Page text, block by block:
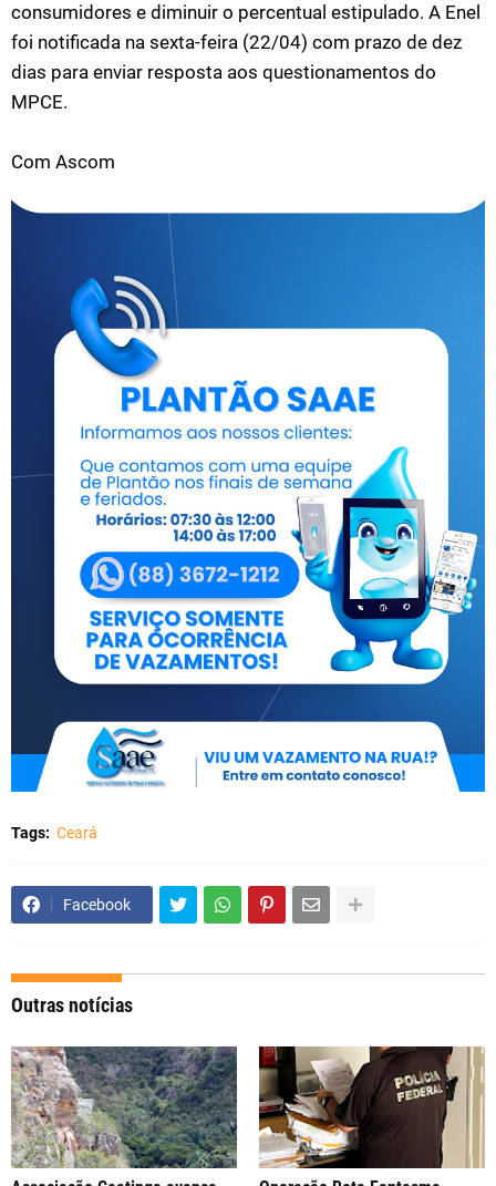
consumidores e diminuir o percentual estipulado. A Enel
foi notificada na sexta-feira (22/04) com prazo de dez
dias para enviar resposta aos questionamentos do
MPCE.
Com Ascom
Tags: Ceará
Facebook
Outras notícias